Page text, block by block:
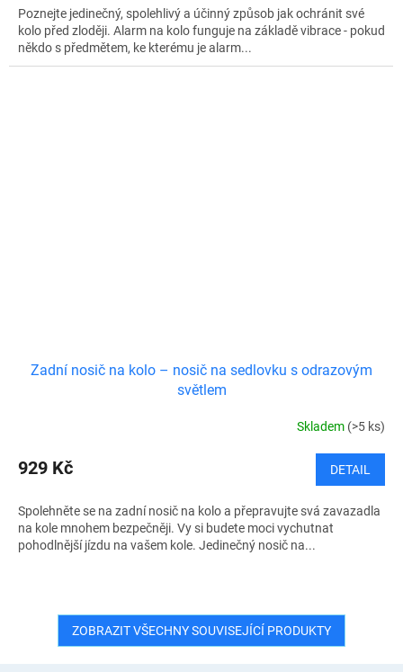
Poznejte jedinečný, spolehlivý a účinný způsob jak ochránit své
kolo před zloději. Alarm na kolo funguje na základě vibrace - pokud
někdo s předmětem, ke kterému je alarm...
Zadní nosič na kolo – nosič na sedlovku s odrazovým
světlem
Skladem (>5 ks)
929 Kč DETAIL
Spolehněte se na zadní nosič na kolo a přepravujte svá zavazadla
na kole mnohem bezpečněji. Vy si budete moci vychutnat
pohodlnější jízdu na vašem kole. Jedinečný nosič na...
ZOBRAZIT VŠECHNY SOUVISEJÍCÍ PRODUKTY